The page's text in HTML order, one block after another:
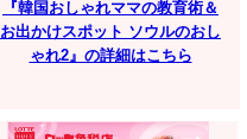
『韓国おしゃれママの教育術＆
お出かけスポット ソウルのおし
ゃれ2』の詳細はこちら